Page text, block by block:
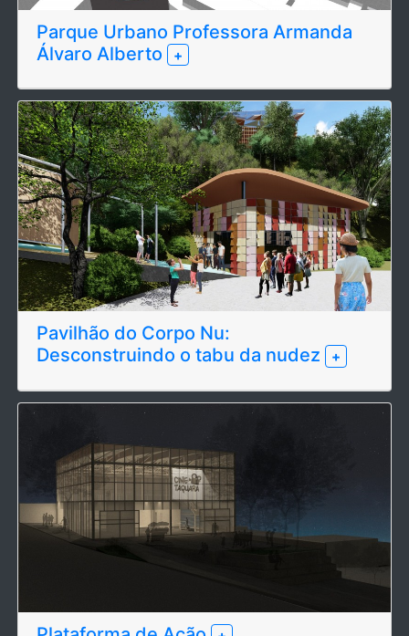
Parque Urbano Professora Armanda
Álvaro Alberto
+
Pavilhão do Corpo Nu:
Desconstruindo o tabu da nudez
+